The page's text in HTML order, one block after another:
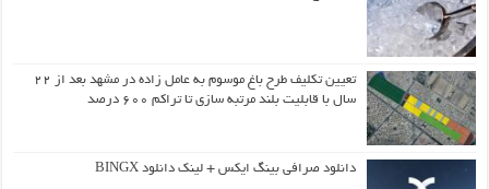
تعیین تکلیف طرح باغ موسوم به عامل زاده در مشهد بعد از ۲۲
سال با قابلیت بلند مرتبه سازی تا تراکم ۶۰۰ درصد
دانلود صرافی بینگ ایکس + لینک دانلود BINGX